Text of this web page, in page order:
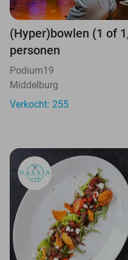
(Hyper)bowlen (1 of
personen
Podium19
Middelburg
Verkocht: 255